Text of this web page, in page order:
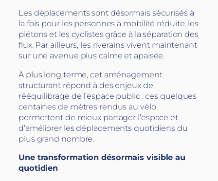
Les déplacements sont désormais sécurisés à
la fois pour les personnes à mobilité réduite, les
piétons et les cyclistes grâce à la séparation des
flux. Par ailleurs, les riverains vivent maintenant
sur une avenue plus calme et apaisée.
À plus long terme, cet aménagement
structurant répond à des enjeux de
rééquilibrage de l’espace public : ces quelques
centaines de mètres rendus au vélo
permettent de mieux partager l’espace et
d’améliorer les déplacements quotidiens du
plus grand nombre.
Une transformation désormais visible au
quotidien